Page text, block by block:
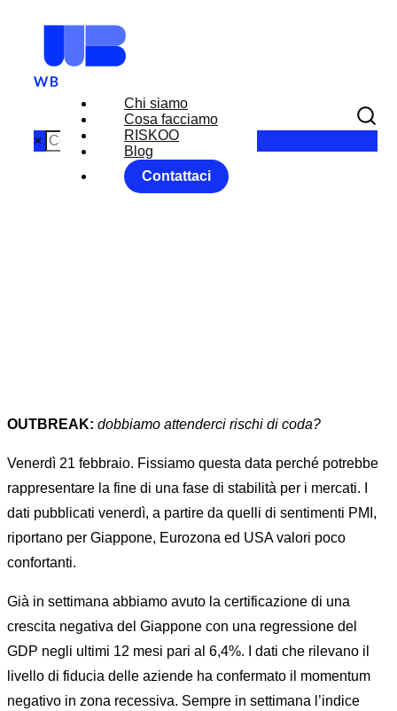
Chi siamo
Cosa facciamo
RISKOO
Blog
Contattaci
×
OUTBREAK
OUTBREAK: dobbiamo attenderci rischi di coda?
Venerdì 21 febbraio. Fissiamo questa data perché potrebbe
rappresentare la fine di una fase di stabilità per i mercati. I
dati pubblicati venerdì, a partire da quelli di sentimenti PMI,
riportano per Giappone, Eurozona ed USA valori poco
confortanti.
Già in settimana abbiamo avuto la certificazione di una
crescita negativa del Giappone con una regressione del
GDP negli ultimi 12 mesi pari al 6,4%. I dati che rilevano il
livello di fiducia delle aziende ha confermato il momentum
negativo in zona recessiva. Sempre in settimana l’indice